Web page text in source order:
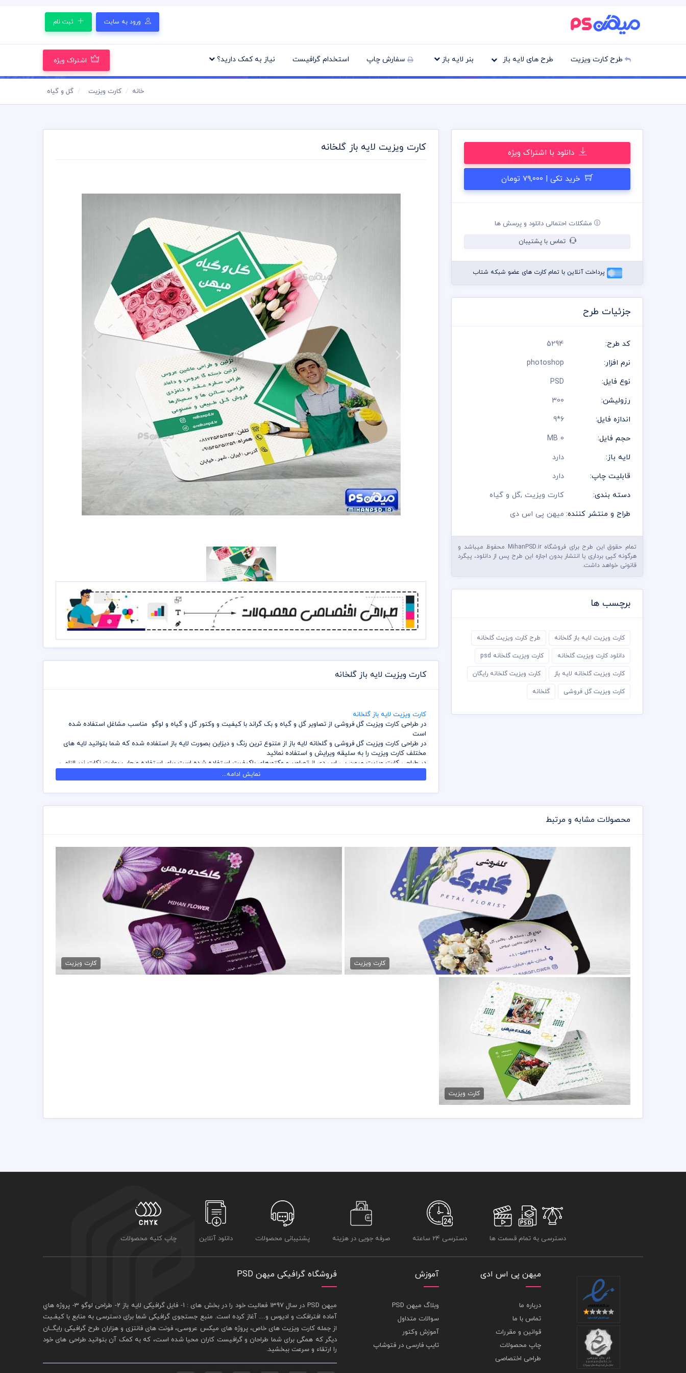
ورود به سایت ثبت نام
طرح کارت ویزیت طرح های لایه باز بنر لایه باز سفارش چاپ استخدام گرافیست نیاز به کمک دارید؟ اشتراک ویژه
خانه کارت ویزیت گل و گیاه
دانلود با اشتراک ویژه
خرید تکی | 79,000 تومان
مشکلات احتمالی دانلود و پرسش ها
تماس با پشتیبان
پرداخت آنلاین با تمام کارت های عضو شبکه شتاب
جزئیات طرح
کد طرح:
5294
نرم افزار:
photoshop
نوع فایل:
PSD
رزولیشن:
300
اندازه فایل:
6*9
حجم فایل:
0 MB
لایه باز:
دارد
قابلیت چاپ:
دارد
دسته بندی:
کارت ویزیت ,گل و گیاه
طراح و منتشر کننده: میهن پی اس دی
تمام حقوق این طرح برای فروشگاه MihanPSD.ir محفوظ میباشد و
هرگونه کپی برداری یا انتشار بدون اجازه این طرح پس از دانلود، پیگرد
قانونی خواهد داشت.
برچسب ها
کارت ویزیت لایه باز گلخانه طرح کارت ویزیت گلخانه
دانلود کارت ویزیت گلخانه کارت ویزیت گلخانه psd
کارت ویزیت گلخانه لایه باز کارت ویزیت گلخانه رایگان
کارت ویزیت گل فروشی گلخانه
کارت ویزیت لایه باز گلخانه
کارت ویزیت لایه باز گلخانه
کارت ویزیت لایه باز گلخانه
در طراحی کارت ویزیت گل فروشی از تصاویر گل و گیاه و بک گراند با کیفیت و وکتور گل و گیاه و لوگو مناسب مشاغل استفاده شده
است
در طراحی کارت ویزیت گل فروشی و گلخانه لایه باز از متنوع ترین رنگ و دیزاین بصورت لایه باز استفاده شده که شما بتوانید لایه های
مختلف کارت ویزیت را به سلیقه ویرایش و استفاده نمائید
در طراحی کارت ویزیت میهن پی اس دی از تصاویر و وکتورهای باکیفیت استفاده شده است برای استفاده و چاپ رعایت نکات زیر الزامی
کلیه طراحی های کارت ویزیت بصورت لایه باز و با فرمت فتوشاپ می باشد که می توانید جهت ویرایش از نرم افزار فتوشاپ استفاده
نمائید
عهده خریدار می باشد
در طراحی کارت ویزیت از لوگو و نشان های تجاری نمادین استفاده شده است و مسئولیت استفاده از همان لوگو به عهده خریدار می
باشد
رعایت کلیه قوانین موجود در سایت به عهده خریدار می باشد
نمایش ادامه...
محصولات مشابه و مرتبط
دانلود کارت ویزیت گلسرا
79,000 تومان
کارت ویزیت
دانلود کارت ویزیت گلخانه
79,000 تومان
کارت ویزیت
طرح کارت ویزیت گلخانه
79,000 تومان
کارت ویزیت
دسترسی به تمام قسمت ها دسترسی 24 ساعته صرفه جویی در هزینه پشتیبانی محصولات دانلود آنلاین چاپ کلیه محصولات
میهن پی اس ادی
درباره ما
تماس با ما
قوانین و مقررات
چاپ محصولات
طراحی اختصاصی
آموزش
وبلاگ میهن PSD
سوالات متداول
آموزش وکتور
تایپ فارسی در فتوشاپ
فروشگاه گرافیکی میهن PSD
ميهن PSD در سال 1397 فعاليت خود را در بخش های : 1- فايل گرافيکی لايه باز
2- طراحی لوگو 3- پروژه هاي
آماده افترافکت و اديوس و… آغاز کرده است. منبع جستجوی گرافيکی شما برای دسترسی به منابع با کيفـيت
از جملهکارت ويزيت های خاص، پروژه های ميکس عروسی، فونت های فانتزی و هزاران طرح گرافیکی رايگــان
ديگر که همگی برای شما طراحان و گرافيست کاران محيا شده است، که به کمک آن بتوانيد طراحی های خود
را ارتقاء و سرعت ببخشيد.